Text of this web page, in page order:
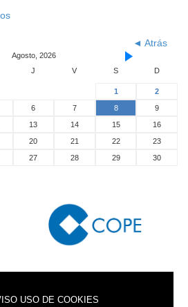
◄ Atrás
Agosto, 2026
J V S D
1
2
6 7 8
9
13 14 15
16
20 21 22
23
27 28 29
30
USO DE COOKIES